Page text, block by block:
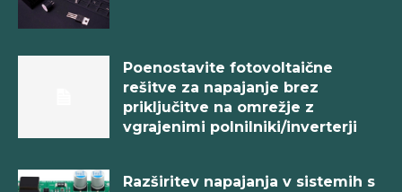
Poenostavite fotovoltaične
rešitve za napajanje brez
priključitve na omrežje z
vgrajenimi polnilniki/inverterji
Razširitev napajanja v sistemih s